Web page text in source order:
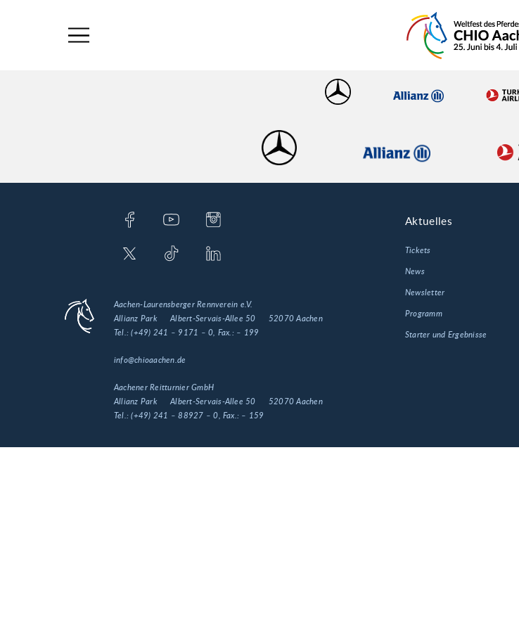
Aktuelles
Tickets
News
Newsletter
Programm
Starter und Ergebnisse
Aachen-Laurensberger Rennverein e.V.
Allianz Park
Albert-Servais-Allee 50
52070 Aachen
Tel.:(+49) 241 – 9171 – 0 , Fax.: – 199
info@chioaachen.de
Aachener Reitturnier GmbH
Allianz Park
Albert-Servais-Allee 50
52070 Aachen
Tel.:(+49) 241 – 88927 – 0 , Fax.: – 159